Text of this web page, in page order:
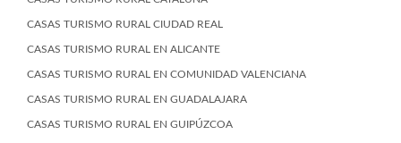
CASAS TURISMO RURAL CIUDAD REAL
CASAS TURISMO RURAL EN ALICANTE
CASAS TURISMO RURAL EN COMUNIDAD VALENCIANA
CASAS TURISMO RURAL EN GUADALAJARA
CASAS TURISMO RURAL EN GUIPÚZCOA